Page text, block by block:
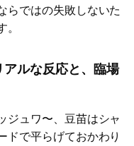
らではの失敗しないた
アルな反応と、臨場
ジュワ〜、豆苗はシャ
ドで平らげておかわり